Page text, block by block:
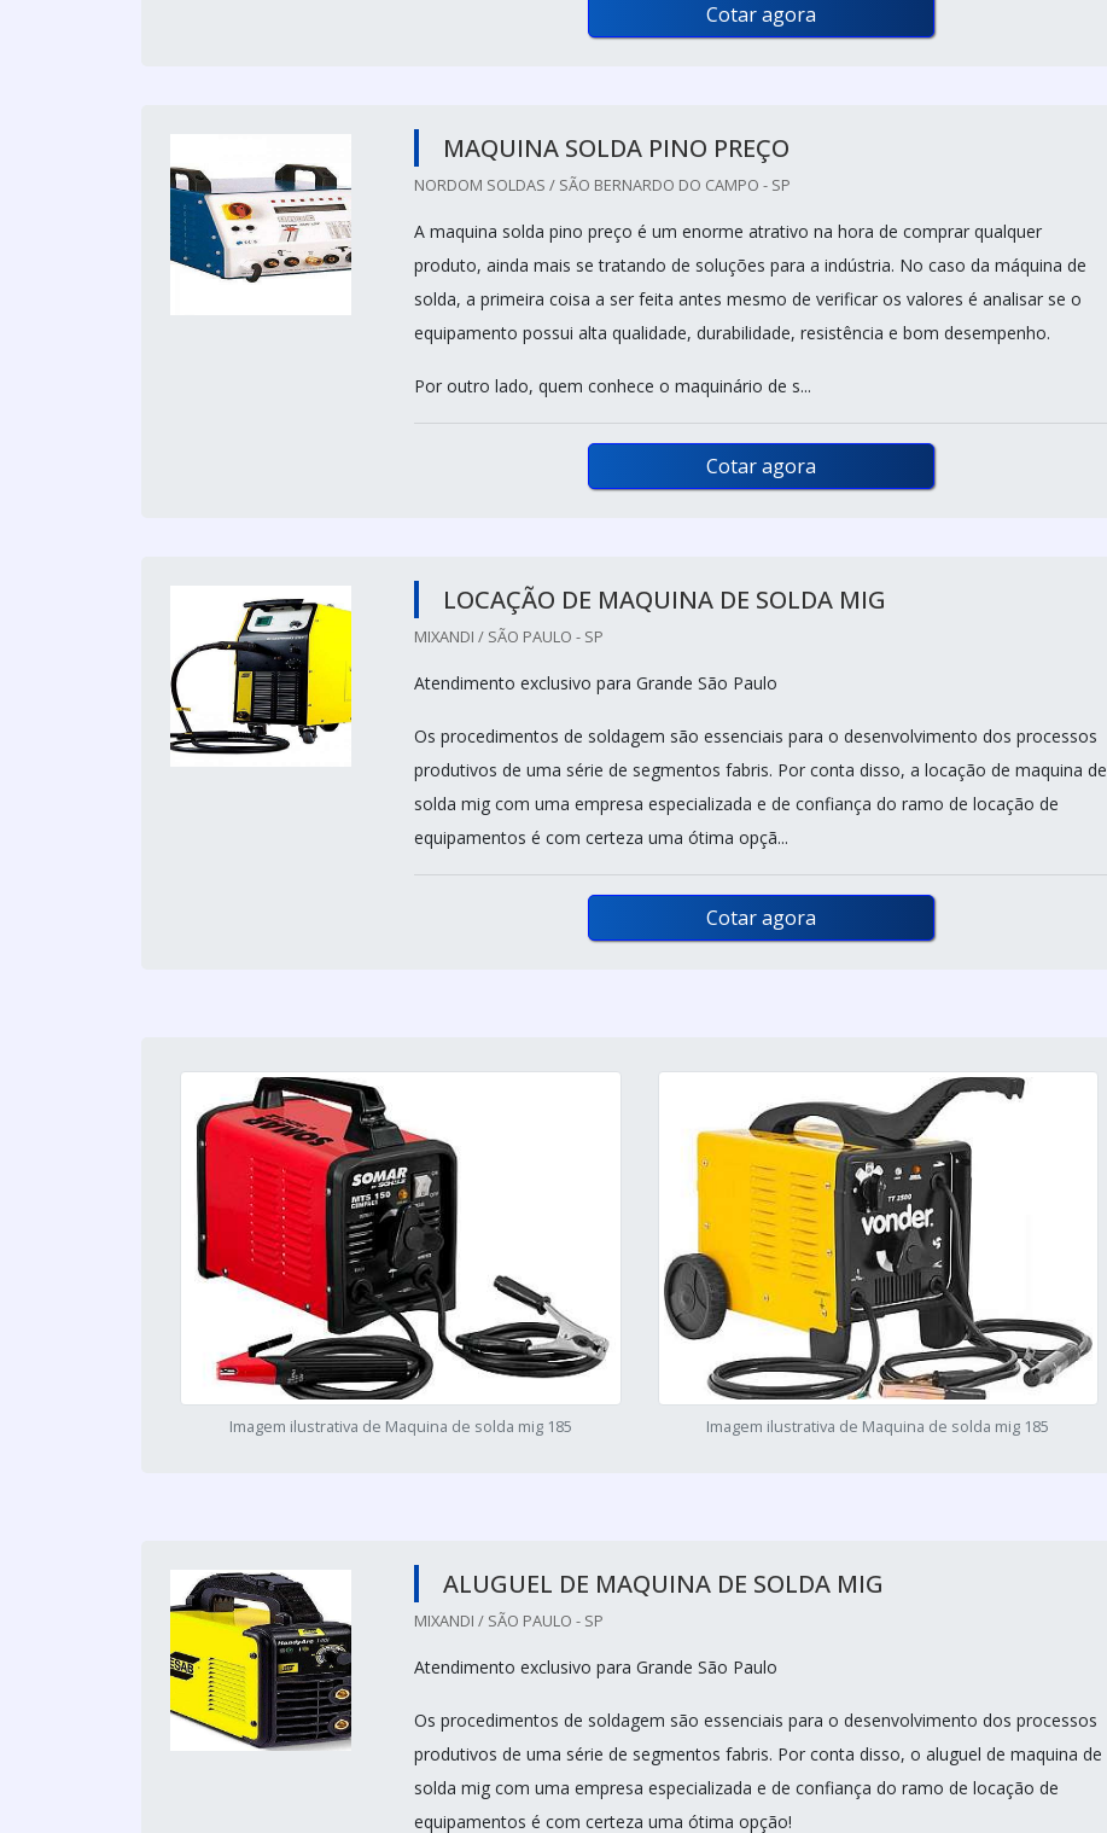
Cotar agora
MAQUINA SOLDA PINO PREÇO
NORDOM SOLDAS / SÃO BERNARDO DO CAMPO - SP
A maquina solda pino preço é um enorme atrativo na hora de comprar qualquer
produto, ainda mais se tratando de soluções para a indústria. No caso da máquina de
solda, a primeira coisa a ser feita antes mesmo de verificar os valores é analisar se o
equipamento possui alta qualidade, durabilidade, resistência e bom desempenho.
Por outro lado, quem conhece o maquinário de s...
Cotar agora
LOCAÇÃO DE MAQUINA DE SOLDA MIG
MIXANDI / SÃO PAULO - SP
Atendimento exclusivo para Grande São Paulo
Os procedimentos de soldagem são essenciais para o desenvolvimento dos processos
produtivos de uma série de segmentos fabris. Por conta disso, a locação de maquina de
solda mig com uma empresa especializada e de confiança do ramo de locação de
equipamentos é com certeza uma ótima opçã...
Cotar agora
Imagem ilustrativa de Maquina de solda mig 185 Imagem ilustrativa de Maquina de solda mig 185
ALUGUEL DE MAQUINA DE SOLDA MIG
MIXANDI / SÃO PAULO - SP
Atendimento exclusivo para Grande São Paulo
Os procedimentos de soldagem são essenciais para o desenvolvimento dos processos
produtivos de uma série de segmentos fabris. Por conta disso, o aluguel de maquina de
solda mig com uma empresa especializada e de confiança do ramo de locação de
equipamentos é com certeza uma ótima opção!